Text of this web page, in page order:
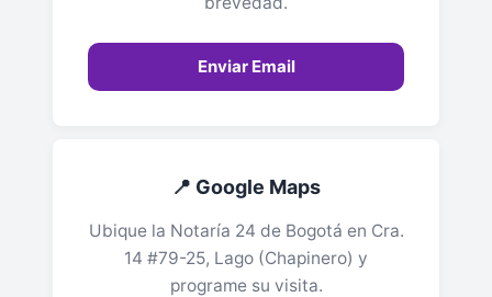
Enviar Email
📍 Google Maps
Ubique la Notaría 24 de Bogotá en Cra.
14 #79-25, Lago (Chapinero) y
programe su visita.